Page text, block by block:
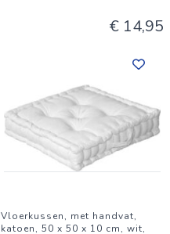
€ 14,95
Vloerkussen, met handvat,
katoen, 50 x 50 x 10 cm, wit,